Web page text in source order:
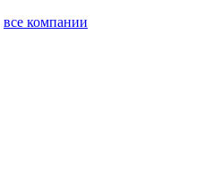
все компании